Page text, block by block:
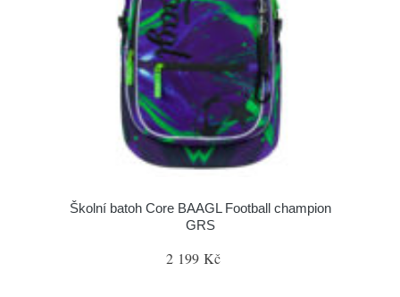
Školní batoh Core BAAGL Football champion
GRS
2 199 Kč